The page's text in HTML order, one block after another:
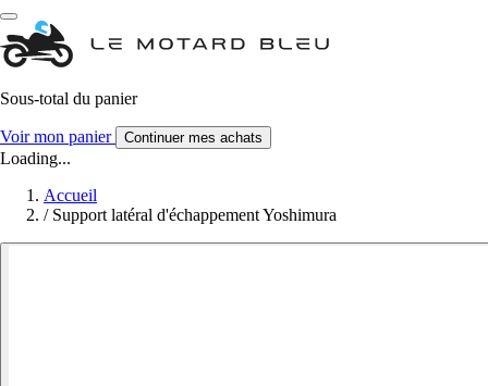
Sous-total du panier
Voir mon panier Continuer mes achats
Loading...
Accueil
/ Support latéral d'échappement Yoshimura